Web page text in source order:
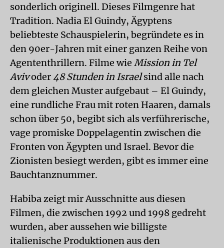
sonderlich originell. Dieses Filmgenre hat
Tradition. Nadia El Guindy, Ägyptens
beliebteste Schauspielerin, begründete es in
den 90er-Jahren mit einer ganzen Reihe von
Agententhrillern. Filme wie Mission in Tel
Avivoder 48 Stunden in Israelsind alle nach
dem gleichen Muster aufgebaut – El Guindy,
eine rundliche Frau mit roten Haaren, damals
schon über 50, begibt sich als verführerische,
vage promiske Doppelagentin zwischen die
Fronten von Ägypten und Israel. Bevor die
Zionisten besiegt werden, gibt es immer eine
Bauchtanznummer.
Habiba zeigt mir Ausschnitte aus diesen
Filmen, die zwischen 1992 und 1998 gedreht
wurden, aber aussehen wie billigste
italienische Produktionen aus den